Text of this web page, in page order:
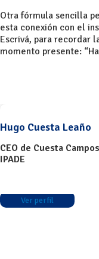
Otra fórmula sencilla
esta conexión con el
Escrivá, para recordar
momento presente:
Hugo Cuesta Leaño
CEO de Cuesta
IPADE
Ver perfil